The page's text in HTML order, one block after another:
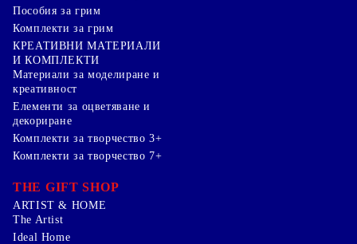
Пособия за грим
Комплекти за грим
КРЕАТИВНИ МАТЕРИАЛИ
И КОМПЛЕКТИ
Mатериали за моделиране и
креативност
Елементи за оцветяване и
декориране
Комплекти за творчество 3+
Комплекти за творчество 7+
THE GIFT SHOP
ARTIST & HOME
The Artist
Ideal Home